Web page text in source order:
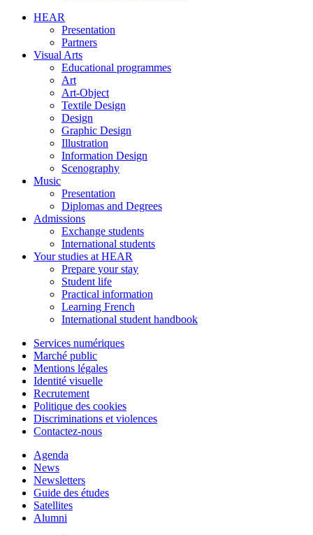
HEAR
Presentation
Partners
Visual Arts
Educational programmes
Art
Art-Object
Textile Design
Design
Graphic Design
Illustration
Information Design
Scenography
Music
Presentation
Diplomas and Degrees
Admissions
Exchange students
International students
Your studies at HEAR
Prepare your stay
Student life
Practical information
Learning French
International student handbook
Services numériques
Marché public
Mentions légales
Identité visuelle
Recrutement
Politique des cookies
Discriminations et violences
Contactez-nous
Agenda
News
Newsletters
Guide des études
Satellites
Alumni